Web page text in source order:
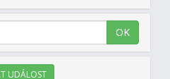
OK
UDÁLOST